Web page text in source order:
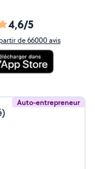
4,6/5
de 66000 avis
Auto-entrepreneur